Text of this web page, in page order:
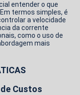
entender o que
. Em termos simples, é
a velocidade
da corrente
como o uso de
mais
Custos